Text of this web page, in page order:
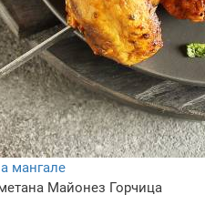
мангале
Майонез Горчица